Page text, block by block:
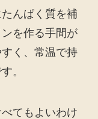
んぱく質を補
を作る手間が
く、常温で持
。
てもよいわけ